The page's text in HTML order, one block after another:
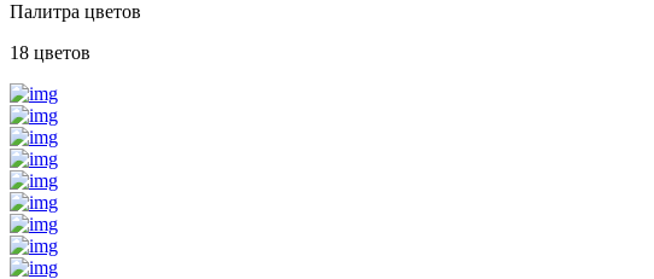
Палитра цветов
18 цветов